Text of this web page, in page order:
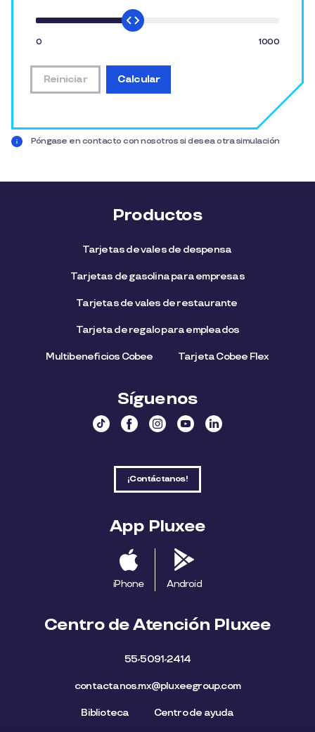
Gratis sin compromiso.
Completa tus datos para conocer ms de los beneficios
0 1000
Reiniciarrestablecer todos los datos de entrada
Calcular
mostrar el resultado de la
Póngase en contacto con nosotros si desea otra simulación
Productos
Tarjetas de vales de despensa
Tarjetas de gasolina para empresas
Tarjetas de vales de restaurante
Tarjeta de regalo para empleados​
Multibeneficios Cobee Tarjeta Cobee Flex
Síguenos
¡Contáctanos!
App Pluxee
iPhone Android
Centro de Atención Pluxee
55-5091-2414
contactanos.mx@pluxeegroup.com
Biblioteca Centro de ayuda